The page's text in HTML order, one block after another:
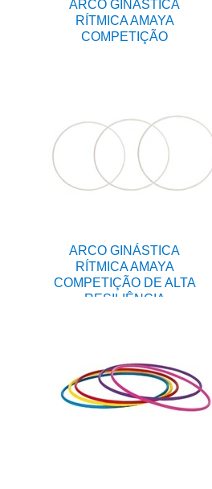
ARCO GINÁSTICA
RÍTMICA AMAYA
COMPETIÇÃO
ARCO GINÁSTICA
RÍTMICA AMAYA
COMPETIÇÃO DE ALTA
RESILIÊNCIA